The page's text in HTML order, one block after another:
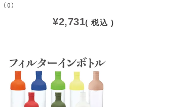
（0）
¥2,731 税込